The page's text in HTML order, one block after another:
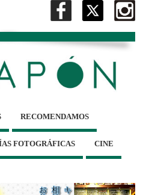
RECOMENDAMOS
FOTOGRÁFICAS CINE